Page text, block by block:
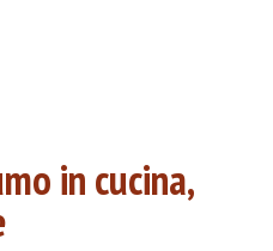
in cucina,